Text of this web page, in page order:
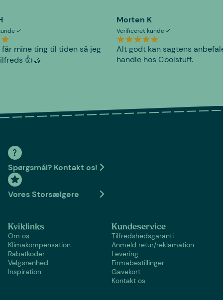
får mine ting til tiden så jeg
👍🤝
Morten K
Verificeret kunde
Alt godt kan sagtens
handle hos Coolstuff.
Spørgsmål? Kontakt os!
Vores Storsælgere
Kviklinks
Om os
Klimakompensation
Rabatkoder
Velgørenhed
Inspiration
Kundeservice
Tilfredshedsgaranti
Anmeld retur/reklamation
Levering
Firmabestillinger
Gavekort
Kontakt os